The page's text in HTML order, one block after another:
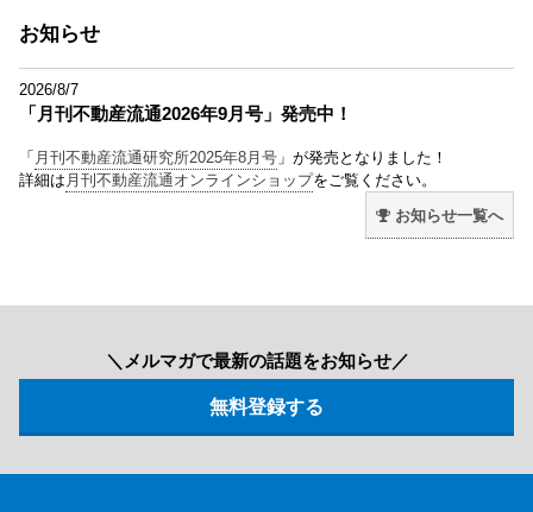
お知らせ
2026/8/7
「月刊不動産流通2026年9月号」発売中！
「 月刊不動産流通研究所2025年8月号 」が発売となりました！
詳細は 月刊不動産流通オンラインショップをご覧ください。
お知らせ一覧へ
＼メルマガで最新の話題をお知らせ／